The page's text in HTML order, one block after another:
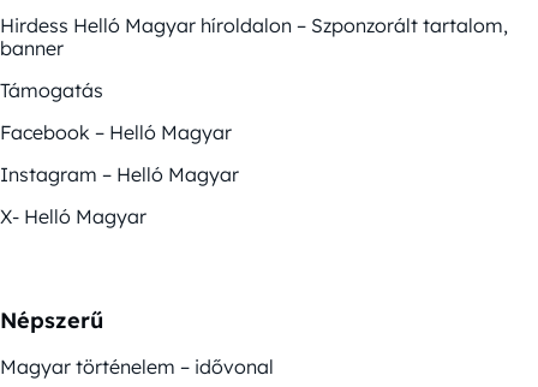
Hirdess Helló Magyar híroldalon – Szponzorált tartalom,
banner
Támogatás
Facebook – Helló Magyar
Instagram – Helló Magyar
X- Helló Magyar
Népszerű
Magyar történelem – idővonal